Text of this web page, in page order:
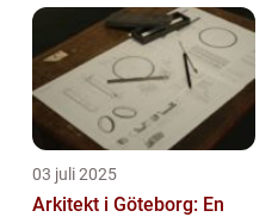
03 juli 2025
Arkitekt i Göteborg: En